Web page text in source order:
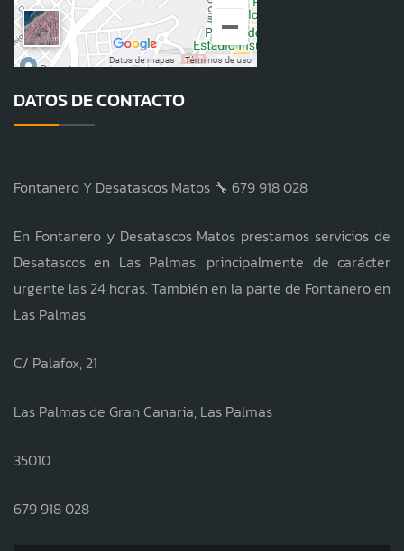
DATOS DE CONTACTO
Fontanero Y Desatascos Matos 🔧 679 918 028
En Fontanero y Desatascos Matos prestamos servicios de
Desatascos en Las Palmas, principalmente de carácter
urgente las 24 horas. También en la parte de Fontanero en
Las Palmas.
C/ Palafox, 21
Las Palmas de Gran Canaria, Las Palmas
35010
679 918 028